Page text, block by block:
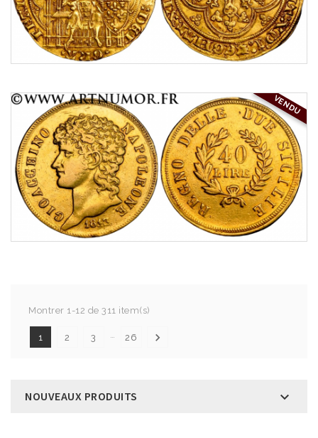
VENDU
Montrer 1-12 de 311 item(s)
1 2 3 … 26 
NOUVEAUX PRODUITS 